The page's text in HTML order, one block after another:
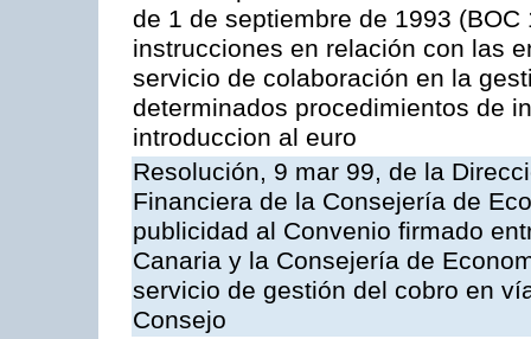
de 1 de septiembre de 1993
instrucciones en relación con las
servicio de colaboración en la
determinados procedimientos de
introduccion al euro
Resolución, 9 mar 99, de la
Financiera de la Consejería de
publicidad al Convenio firmado
Canaria y la Consejería de
servicio de gestión del cobro en
Consejo